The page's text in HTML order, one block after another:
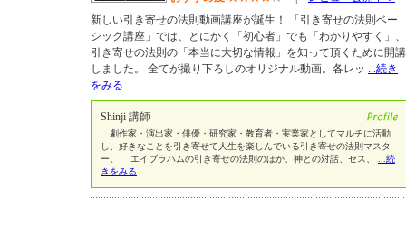
新しい引き寄せの法則動画講座が誕生！ 「引き寄せの法則ベー
シック講座」では、とにかく「初心者」でも「わかりやすく」、
引き寄せの法則の「本当に大切な情報」を知って頂くために開講
しました。 全てが撮り下ろしのオリジナル動画。各レッ ...続き
をみる
Shinji 講師
劇作家・演出家・俳優・研究家・教育者・実業家としてマルチに活動
し、好きなことを引き寄せて人生を楽しんでいる引き寄せの法則マスタ
ー。 エイブラハムの引き寄せの法則のほか、神との対話、セス、
...続
きをみる